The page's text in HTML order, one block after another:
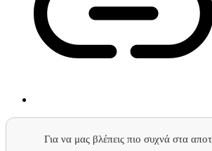
Για να μας βλέπεις πιο συχνά στα